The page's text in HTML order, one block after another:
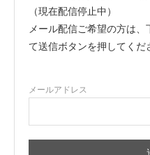
（現在配信停止中）
メール配信ご希望の方は
て送信ボタンを押してくだ
メールアドレス